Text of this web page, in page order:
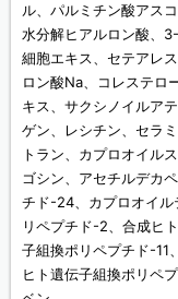
ル、パルミチン酸アス
水分解ヒアルロン酸、
細胞エキス、セテアレ
ロン酸Na、コレステロ
キス、サクシノイルア
ゲン、レシチン、セラ
トラン、カプロオイル
ゴシン、アセチルデカ
チド-24、カプロオイル
リペプチド-2、合成ヒ
子組換ポリペプチド-11
ヒト遺伝子組換ポリペ